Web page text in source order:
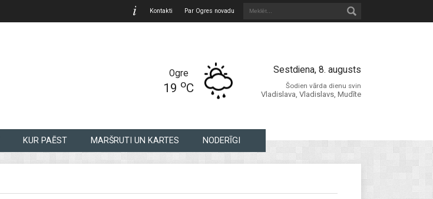
Kontakti Par Ogres novadu
Ogre
19 oC
Sestdiena, 8. augusts
Šodien vārda dienu svin
Vladislava, Vladislavs, Mudīte
KUR PAĒST MARŠRUTI UN KARTES NODERĪGI